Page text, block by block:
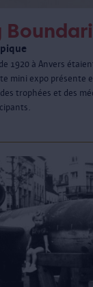
1920 à Anvers
mini expo présente
trophées et des